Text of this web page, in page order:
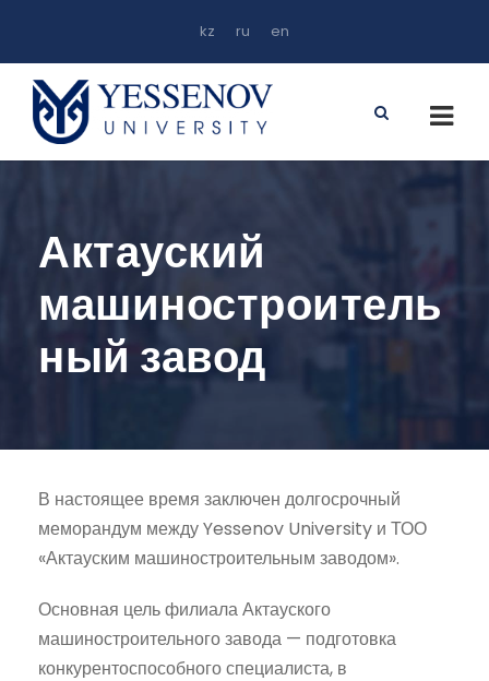
kz ru en
Актауский
машиностроитель
ный завод
В настоящее время заключен долгосрочный
меморандум между Yessenov University и ТОО
«Актауским машиностроительным заводом».
Основная цель филиала Актауского
машиностроительного завода — подготовка
конкурентоспособного специалиста, в